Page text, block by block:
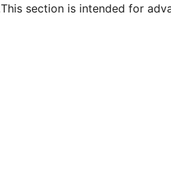
This section is intended for